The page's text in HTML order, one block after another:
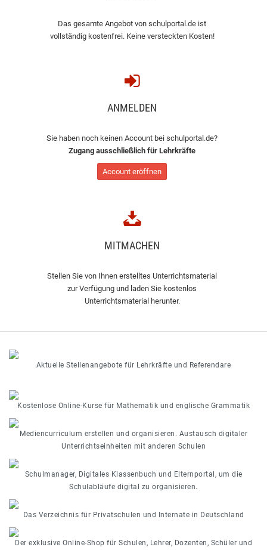
Das gesamte Angebot von schulportal.de ist
vollständig kostenfrei. Keine versteckten Kosten!
ANMELDEN
Sie haben noch keinen Account bei schulportal.de?
Zugang ausschließlich für Lehrkräfte
Account eröffnen
MITMACHEN
Stellen Sie von Ihnen erstelltes Unterrichtsmaterial
zur Verfügung und laden Sie kostenlos
Unterrichtsmaterial herunter.
Aktuelle Stellenangebote für Lehrkräfte und Referendare
Kostenlose Online-Kurse für Mathematik und englische Grammatik
Mediencurriculum erstellen und organisieren. Austausch digitaler
Unterrichtseinheiten mit anderen Schulen
Schulmanager, Digitales Klassenbuch und Elternportal, um die
Schulabläufe digital zu organisieren.
Das Verzeichnis für Privatschulen und Internate in Deutschland
Der exklusive Online-Shop für Schulen, Lehrer, Dozenten, Schüler und